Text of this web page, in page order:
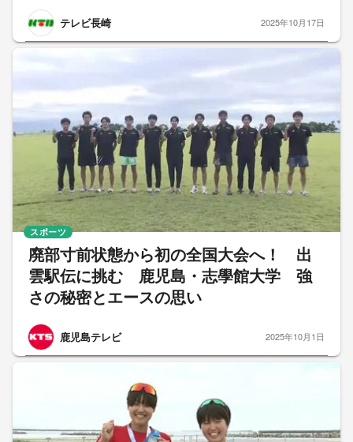
テレビ長崎 2025年10月17日
廃部寸前状態から初の全国大会へ！ 出
雲駅伝に挑む 鹿児島・志學館大学 強
さの秘密とエースの思い
鹿児島テレビ
スポーツ
2025年10月1日